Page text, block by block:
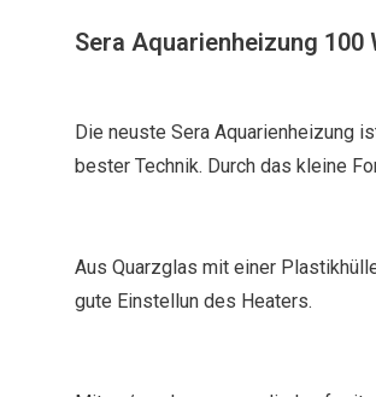
Sera Aquarienheizung 100
Die neuste Sera Aquarienheizung
bester Technik. Durch das kleine
Aus Quarzglas mit einer
gute Einstellun des Heaters.